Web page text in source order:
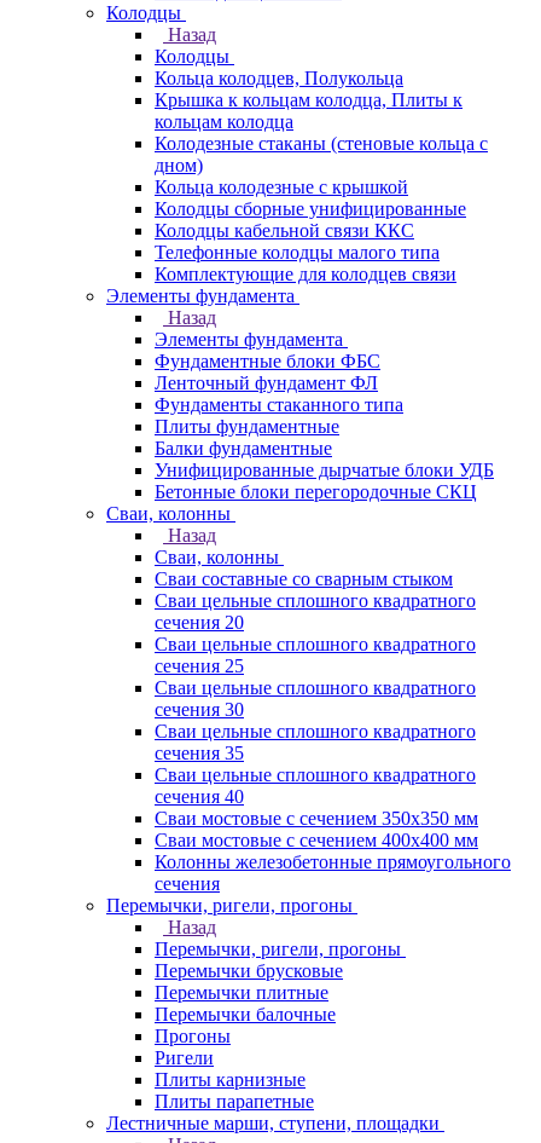
Колодцы
Назад
Колодцы
Кольца колодцев, Полукольца
Крышка к кольцам колодца, Плиты к
кольцам колодца
Колодезные стаканы (стеновые кольца с
дном)
Кольца колодезные с крышкой
Колодцы сборные унифицированные
Колодцы кабельной связи ККС
Телефонные колодцы малого типа
Комплектующие для колодцев связи
Элементы фундамента
Назад
Элементы фундамента
Фундаментные блоки ФБС
Ленточный фундамент ФЛ
Фундаменты стаканного типа
Плиты фундаментные
Балки фундаментные
Унифицированные дырчатые блоки УДБ
Бетонные блоки перегородочные СКЦ
Сваи, колонны
Назад
Сваи, колонны
Сваи составные со сварным стыком
Сваи цельные сплошного квадратного
сечения 20
Сваи цельные сплошного квадратного
сечения 25
Сваи цельные сплошного квадратного
сечения 30
Сваи цельные сплошного квадратного
сечения 35
Сваи цельные сплошного квадратного
сечения 40
Сваи мостовые с сечением 350х350 мм
Сваи мостовые с сечением 400х400 мм
Колонны железобетонные прямоугольного
сечения
Перемычки, ригели, прогоны
Назад
Перемычки, ригели, прогоны
Перемычки брусковые
Перемычки плитные
Перемычки балочные
Прогоны
Ригели
Плиты карнизные
Плиты парапетные
Лестничные марши, ступени, площадки